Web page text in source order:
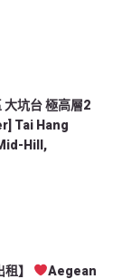
大坑台 極高層2
Tai Hang
Hill,
】
Aegean